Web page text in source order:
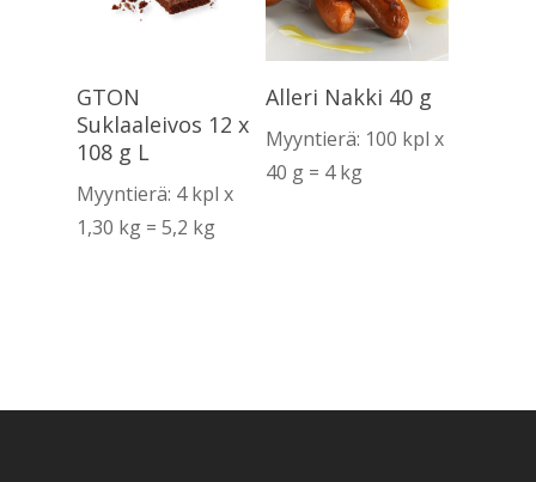
Lue Lisää
GTON
Suklaaleivos 12 x
108 g L
Myyntierä: 4 kpl x
1,30 kg = 5,2 kg
Lue Lisää
Alleri Nakki 40 g
Myyntierä: 100 kpl x
40 g = 4 kg